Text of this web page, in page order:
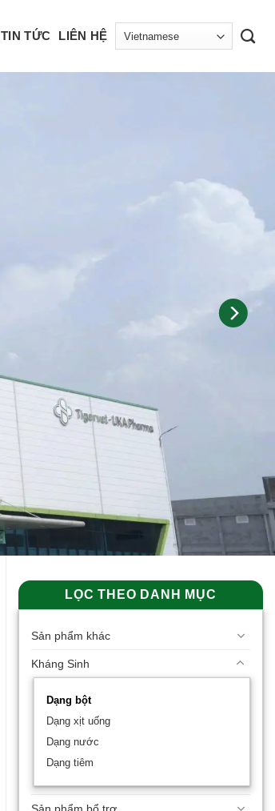
TIN TỨC LIÊN HỆ
LỌC THEO DANH MỤC
Sản phẩm khác
Kháng Sinh
Dạng bột
Dạng xịt uống
Dạng nước
Dạng tiêm
Sản phẩm bổ trợ